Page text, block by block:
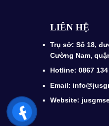
LIÊN HỆ
Trụ sở: Số 18,
Cường Nam,
Hotline: 0867
Email:
Website: